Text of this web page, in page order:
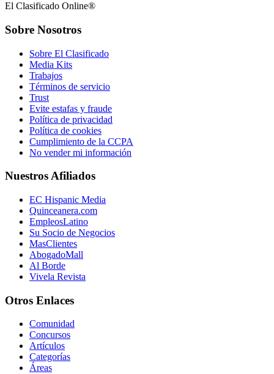
El Clasificado Online®
Sobre Nosotros
Sobre El Clasificado
Media Kits
Trabajos
Términos de servicio
Trust
Evite estafas y fraude
Política de privacidad
Política de cookies
Cumplimiento de la CCPA
No vender mi información
Nuestros Afiliados
EC Hispanic Media
Quinceanera.com
EmpleosLatino
Su Socio de Negocios
MasClientes
AbogadoMall
Al Borde
Vivela Revista
Otros Enlaces
Comunidad
Concursos
Artículos
Categorías
Áreas